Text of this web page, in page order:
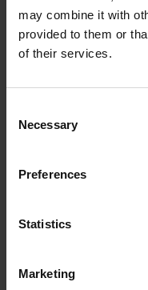
may combine it with
provided to them or
of their services.
Selection
Necessary
Preferences
Statistics
Marketing
Taklampa Beat Stout
Hyr från143kr